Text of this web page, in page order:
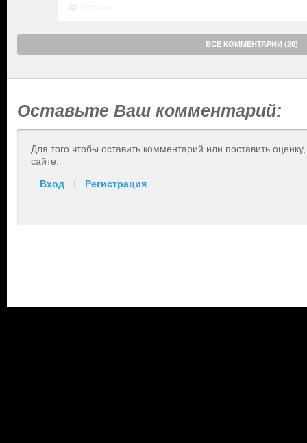
ВСЕ КОММЕНТАРИИ (20)
Оставьте Ваш комментарий:
Для того чтобы оставить комментарий или поставить
сайте.
Вход | Регистрация